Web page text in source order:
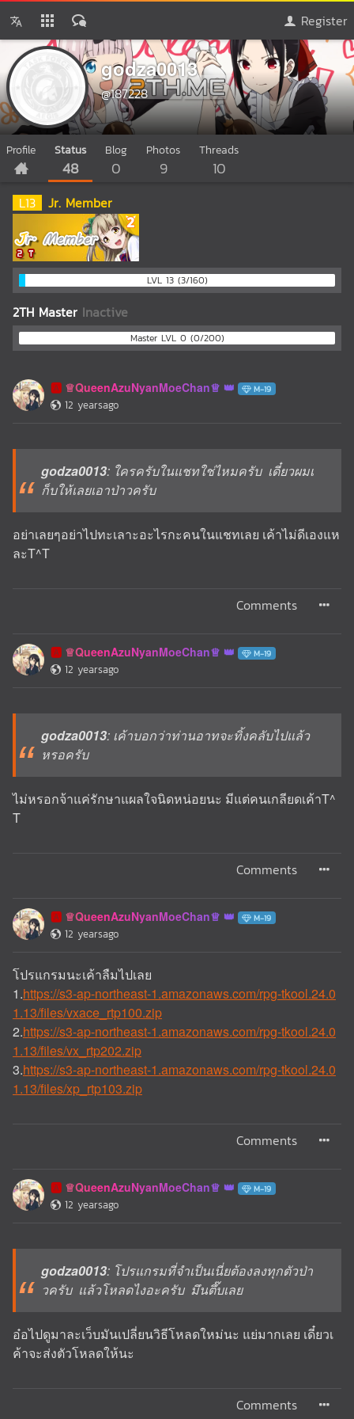
Register
godza0013
@187228
Profile Status
48
Blog
0
Photos
9
Threads
10
L13 Jr. Member
LVL 13 (3/160)
2TH Master Inactive
Master LVL 0 (0/200)
🅰️ ♕QueenAzuNyanMoeChan♕ M-19
12 yearsago
godza0013: ใครครับในแชทใช่ไหมครับ เดี๋ยวผมเ
ก็บให้เลยเอาป่าวครับ
อย่าเลยๆอย่าไปทะเลาะอะไรกะคนในแชทเลย เค้าไม่ดีเองแห
ละT^T
Comments
🅰️ ♕QueenAzuNyanMoeChan♕ M-19
12 yearsago
godza0013: เค้าบอกว่าท่านอาทจะทิ้งคลับไปแล้ว
หรอครับ
ไม่หรอกจ้าแค่รักษาแผลใจนิดหน่อยนะ มีแต่คนเกลียดเค้าT^
T
Comments
🅰️ ♕QueenAzuNyanMoeChan♕ M-19
12 yearsago
โปรแกรมนะเค้าลืมไปเลย
1.https://s3-ap-northeast-1.amazonaws.com/rpg-tkool.24.0
1.13/files/vxace_rtp100.zip
2.https://s3-ap-northeast-1.amazonaws.com/rpg-tkool.24.0
1.13/files/vx_rtp202.zip
3.https://s3-ap-northeast-1.amazonaws.com/rpg-tkool.24.0
1.13/files/xp_rtp103.zip
Comments
🅰️ ♕QueenAzuNyanMoeChan♕ M-19
12 yearsago
godza0013: โปรแกรมที่จำเป็นเนี่ยต้องลงทุกตัวป่า
วครับ แล้วโหลดไงอะครับ มึนตึ๊บเลย
อ๋อไปดูมาละเว็บมันเปลี่ยนวิธีโหลดใหม่นะ แย่มากเลย เดี๋ยวเ
ค้าจะส่งตัวโหลดให้นะ
Comments